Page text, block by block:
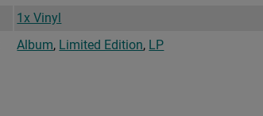
1x Vinyl
Album, Limited Edition, LP